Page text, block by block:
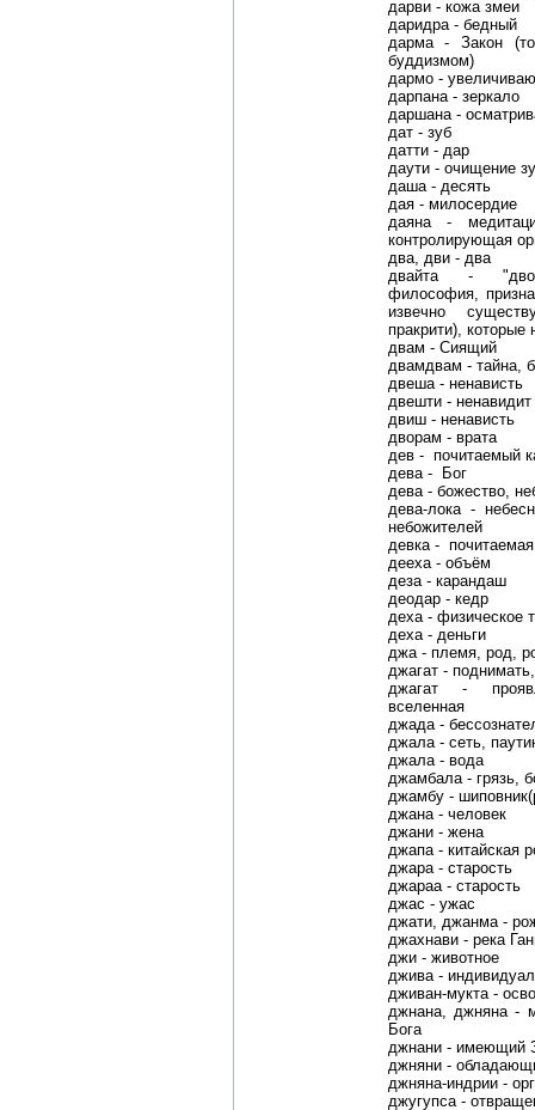
дарви - кожа змеи
даридра - бедный
дарма - Закон
буддизмом)
дармо -
дарпана - зеркало
даршана -
дат - зуб
датти - дар
даути - очищение
даша - десять
дая - милосердие
даяна -
контролирующая
два, дви - два
двайта -
философия,
извечно
пракрити), которые
двам - Сиящий
двамдвам - тайна,
двеша - ненависть
двешти - ненавидит
двиш - ненависть
дворам - врата
дев - почитаемый
дева - Бог
дева - божество,
дева-лока -
небожителей
девка - почитаемая
дееха - объём
деза - карандаш
деодар - кедр
деха - физическое
деха - деньги
джа - племя, род,
джагат -
джагат -
вселенная
джада -
джала - сеть,
джала - вода
джамбала - грязь,
джамбу -
джана - человек
джани - жена
джапа - китайская
джара - старость
джараа - старость
джас - ужас
джати, джанма -
джахнави - река
джи - животное
джива -
дживан-мукта -
джнана, джняна -
Бога
джнани - имеющий
джняни -
джняна-индрии -
джугупса -